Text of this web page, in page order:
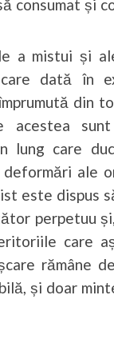
consumat și
a mistui și
dată în
din
acestea
lung care
ale
este dispus
perpetuu
care
rămâne
și doar